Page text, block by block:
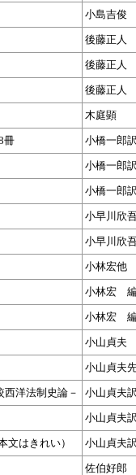
小島吉俊
後藤正人
後藤正人
後藤正人
木庭顕
冊 小橋一郎
小橋一郎
小橋一郎
小早川欣
小早川欣
小林宏他
小林宏
小林宏
小山貞夫
小山貞夫
洋法制史論－ 小山貞夫
小山貞夫
文はきれい） 小山貞夫
佐伯好郎